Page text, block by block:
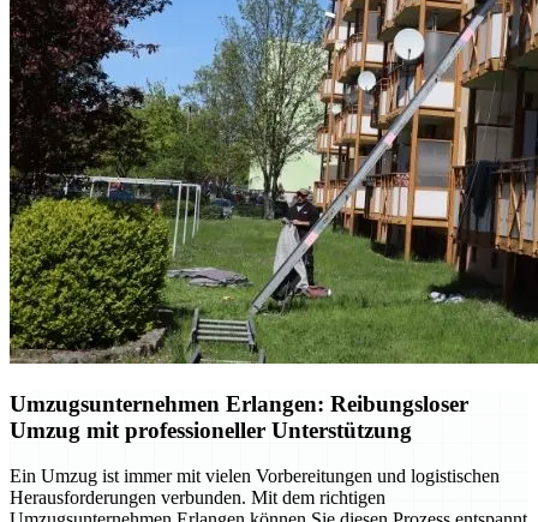
Umzugsunternehmen Erlangen: Reibungsloser
Umzug mit professioneller Unterstützung
Ein Umzug ist immer mit vielen Vorbereitungen und logistischen
Herausforderungen verbunden. Mit dem richtigen